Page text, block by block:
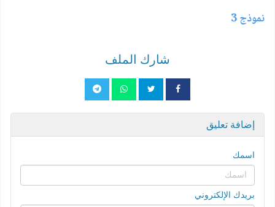
نموذج 3
شارك الملف
إضافة تعليق
اسمك
بريدك الإلكتروني